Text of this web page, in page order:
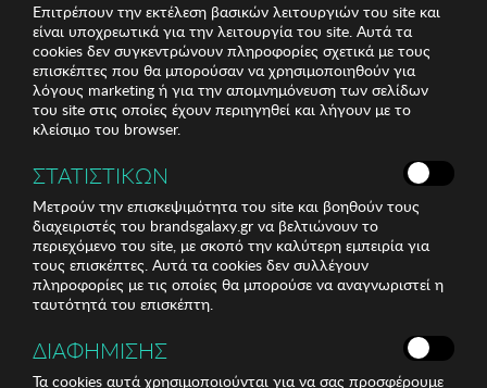
Επιτρέπουν την εκτέλεση βασικών λειτουργιών του site και
είναι υποχρεωτικά για την λειτουργία του site. Αυτά τα
cookies δεν συγκεντρώνουν πληροφορίες σχετικά με τους
επισκέπτες που θα μπορούσαν να χρησιμοποιηθούν για
λόγους marketing ή για την απομνημόνευση των σελίδων
του site στις οποίες έχουν περιηγηθεί και λήγουν με το
κλείσιμο του browser.
ΣΤΑΤΙΣΤΙΚΩΝ
Μετρούν την επισκεψιμότητα του site και βοηθούν τους
διαχειριστές του brandsgalaxy.gr να βελτιώνουν το
περιεχόμενο του site, με σκοπό την καλύτερη εμπειρία για
τους επισκέπτες. Αυτά τα cookies δεν συλλέγουν
πληροφορίες με τις οποίες θα μπορούσε να αναγνωριστεί η
ταυτότητά του επισκέπτη.
ΔΙΑΦΗΜΙΣΗΣ
Τα cookies αυτά χρησιμοποιούνται για να σας προσφέρουμε